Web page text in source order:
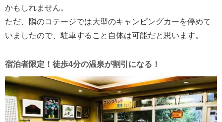
かもしれません。
ただ、隣のコテージでは大型のキャンピングカーを停めて
いましたので、駐車すること自体は可能だと思います。
宿泊者限定！徒歩4分の温泉が割引になる！